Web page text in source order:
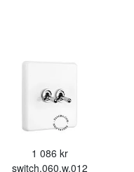
1 086 kr
switch.060.w.012